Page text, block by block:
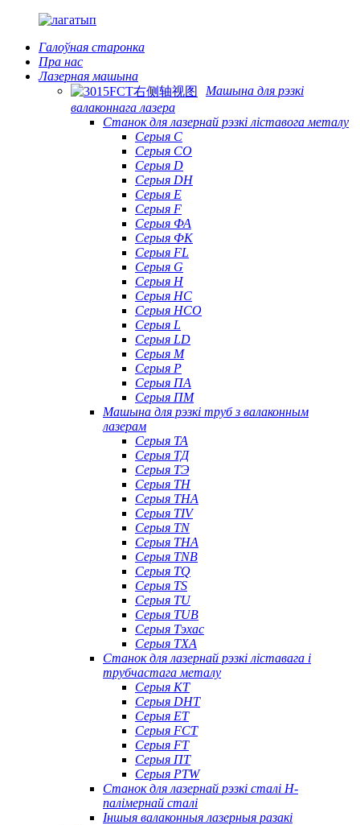
Галоўная старонка
Пра нас
Лазерная машына
Машына для рэзкі
валаконнага лазера
Станок для лазернай рэзкі ліставога металу
Серыя С
Серыя CO
Серыя D
Серыя DH
Серыя Е
Серыя F
Серыя ФА
Серыя ФК
Серыя FL
Серыя G
Серыя H
Серыя HC
Серыя HCO
Серыя L
Серыя LD
Серыя М
Серыя P
Серыя ПА
Серыя ПМ
Машына для рэзкі труб з валаконным
лазерам
Серыя ТА
Серыя ТД
Серыя ТЭ
Серыя TH
Серыя THA
Серыя TIV
Серыя TN
Серыя ТНА
Серыя TNB
Серыя TQ
Серыя TS
Серыя TU
Серыя TUB
Серыя Тэхас
Серыя TXA
Станок для лазернай рэзкі ліставага і
трубчастага металу
Серыя КТ
Серыя DHT
Серыя ET
Серыя FCT
Серыя FT
Серыя ПТ
Серыя PTW
Станок для лазернай рэзкі сталі H-
палімернай сталі
Іншыя валаконныя лазерныя разакі